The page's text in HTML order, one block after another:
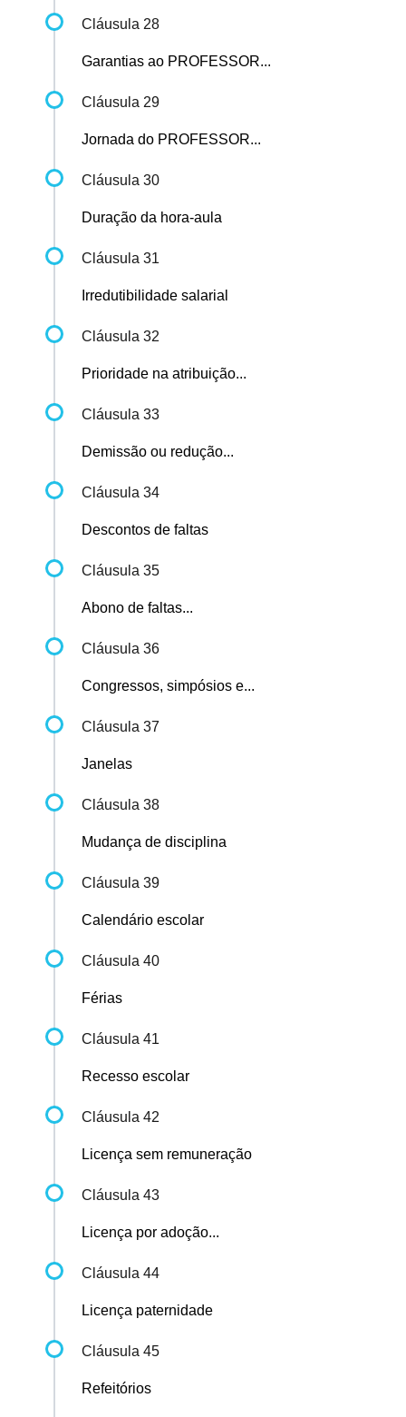
Cláusula 28
Garantias ao PROFESSOR...
Cláusula 29
Jornada do PROFESSOR...
Cláusula 30
Duração da hora-aula
Cláusula 31
Irredutibilidade salarial
Cláusula 32
Prioridade na atribuição...
Cláusula 33
Demissão ou redução...
Cláusula 34
Descontos de faltas
Cláusula 35
Abono de faltas...
Cláusula 36
Congressos, simpósios e...
Cláusula 37
Janelas
Cláusula 38
Mudança de disciplina
Cláusula 39
Calendário escolar
Cláusula 40
Férias
Cláusula 41
Recesso escolar
Cláusula 42
Licença sem remuneração
Cláusula 43
Licença por adoção...
Cláusula 44
Licença paternidade
Cláusula 45
Refeitórios